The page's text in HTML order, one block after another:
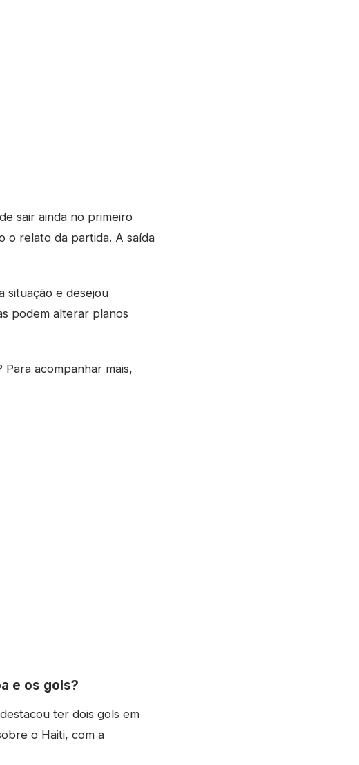
sair ainda no primeiro
o relato da partida. A saída
situação e desejou
podem alterar planos
acompanhar mais,
e os gols?
ter dois gols em
o Haiti, com a